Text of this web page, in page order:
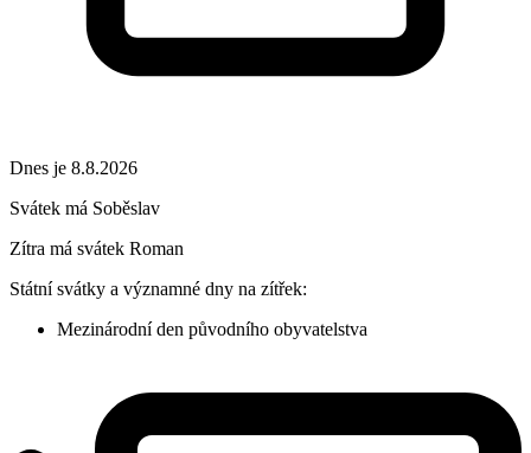
Dnes je 8.8.2026
Svátek má Soběslav
Zítra má svátek Roman
Státní svátky a významné dny na zítřek:
Mezinárodní den původního obyvatelstva